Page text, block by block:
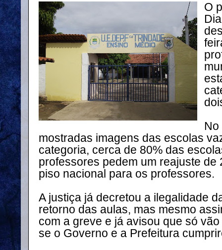
O
No
mostradas imagens das escolas
categoria, cerca de 80% das
professores pedem um reajuste de
piso nacional para os professores.
A justiça já decretou a ilegalidade
retorno das aulas, mas mesmo
com a greve e já avisou que só
se o Governo e a Prefeitura